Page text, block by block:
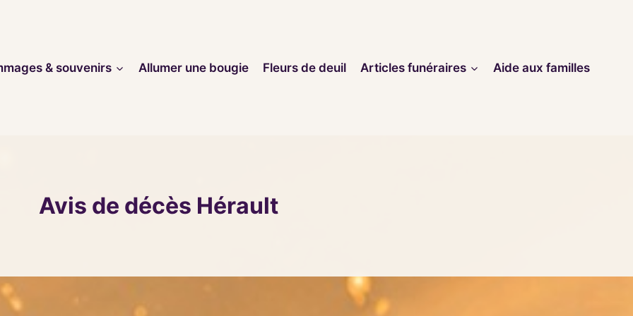
& souvenirs
Allumer une bougie Fleurs de deuil Articles funéraires Aide aux familles
Avis de décès Hérault